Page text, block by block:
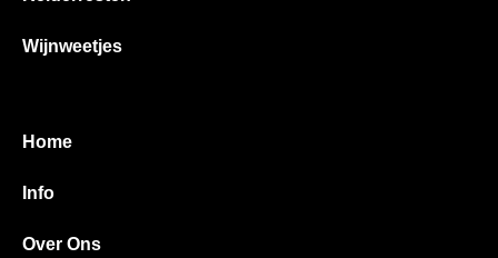
Wijnweetjes
Home
Info
Over Ons